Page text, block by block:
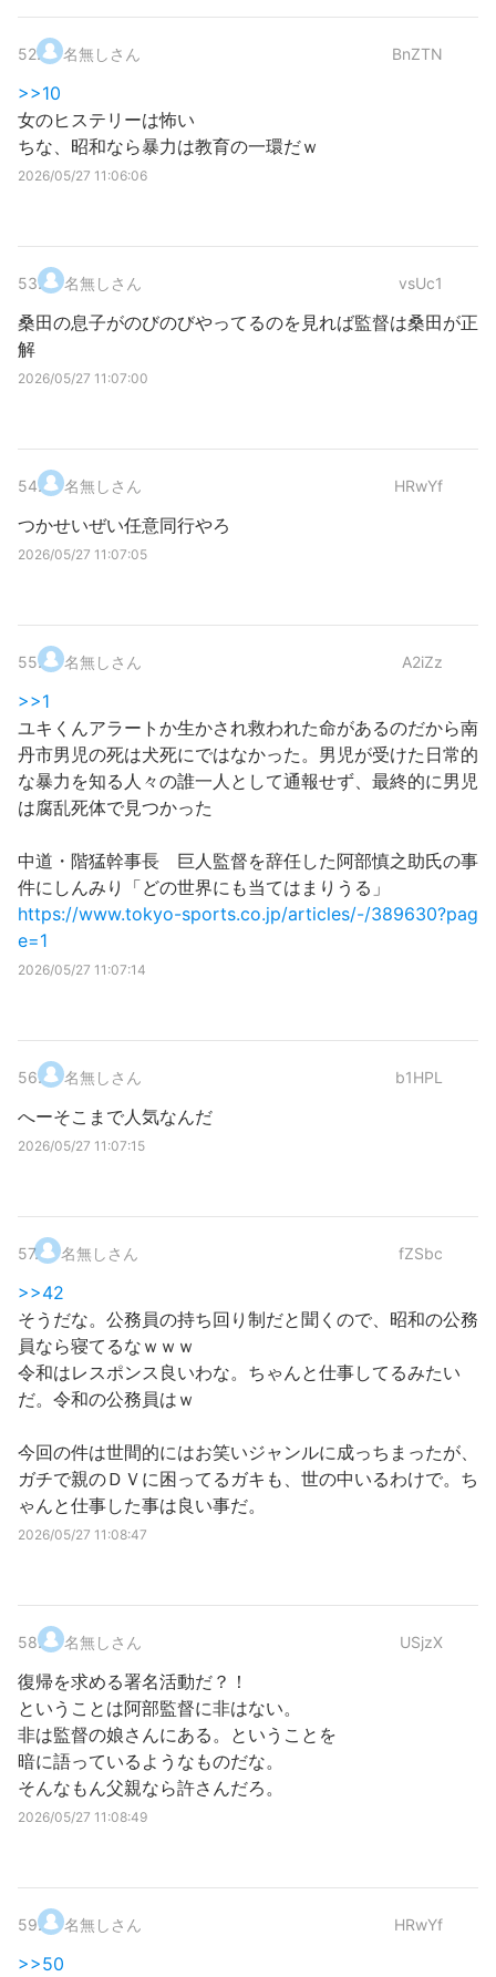
52. 名無しさん BnZTN
>>10
女のヒステリーは怖い
ちな、昭和なら暴力は教育の一環だｗ
2026/05/27 11:06:06
53. 名無しさん vsUc1
桑田の息子がのびのびやってるのを見れば監督は桑田が正
解
2026/05/27 11:07:00
54. 名無しさん HRwYf
つかせいぜい任意同行やろ
2026/05/27 11:07:05
55. 名無しさん A2iZz
>>1
ユキくんアラートか生かされ救われた命があるのだから南
丹市男児の死は犬死にではなかった。男児が受けた日常的
な暴力を知る人々の誰一人として通報せず、最終的に男児
は腐乱死体で見つかった
中道・階猛幹事長 巨人監督を辞任した阿部慎之助氏の事
件にしんみり「どの世界にも当てはまりうる」
https://www.tokyo-sports.co.jp/articles/-/389630?pag
e=1
2026/05/27 11:07:14
56. 名無しさん b1HPL
へーそこまで人気なんだ
2026/05/27 11:07:15
57. 名無しさん fZSbc
>>42
そうだな。公務員の持ち回り制だと聞くので、昭和の公務
員なら寝てるなｗｗｗ
令和はレスポンス良いわな。ちゃんと仕事してるみたい
だ。令和の公務員はｗ
今回の件は世間的にはお笑いジャンルに成っちまったが、
ガチで親のＤＶに困ってるガキも、世の中いるわけで。ち
ゃんと仕事した事は良い事だ。
2026/05/27 11:08:47
58. 名無しさん USjzX
復帰を求める署名活動だ？！
ということは阿部監督に非はない。
非は監督の娘さんにある。ということを
暗に語っているようなものだな。
そんなもん父親なら許さんだろ。
2026/05/27 11:08:49
59. 名無しさん HRwYf
>>50